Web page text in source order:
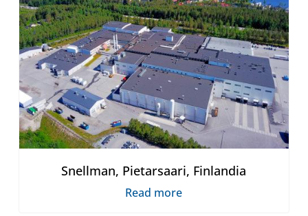
Snellman, Pietarsaari, Finlandia
Read more